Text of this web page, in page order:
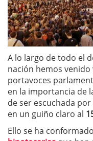
A lo largo de todo el
nación hemos
portavoces
en la importancia de
de ser escuchada
en un guiño claro al
Ello se ha